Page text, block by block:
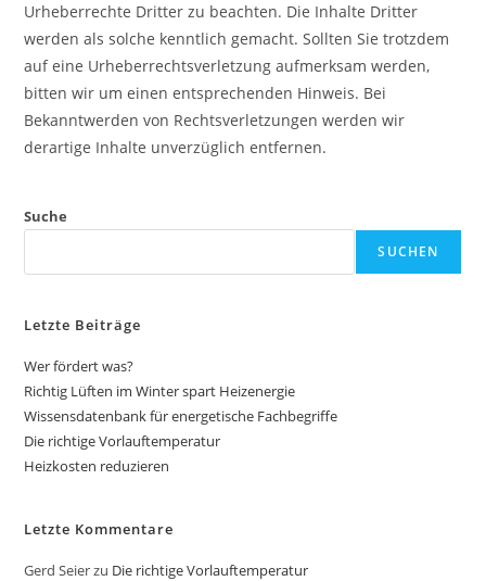
Urheberrechte Dritter zu beachten. Die Inhalte Dritter
werden als solche kenntlich gemacht. Sollten Sie trotzdem
auf eine Urheberrechtsverletzung aufmerksam werden,
bitten wir um einen entsprechenden Hinweis. Bei
Bekanntwerden von Rechtsverletzungen werden wir
derartige Inhalte unverzüglich entfernen.
Suche
SUCHEN
Letzte Beiträge
Wer fördert was?
Richtig Lüften im Winter spart Heizenergie
Wissensdatenbank für energetische Fachbegriffe
Die richtige Vorlauftemperatur
Heizkosten reduzieren
Letzte Kommentare
Gerd Seierzu Die richtige Vorlauftemperatur